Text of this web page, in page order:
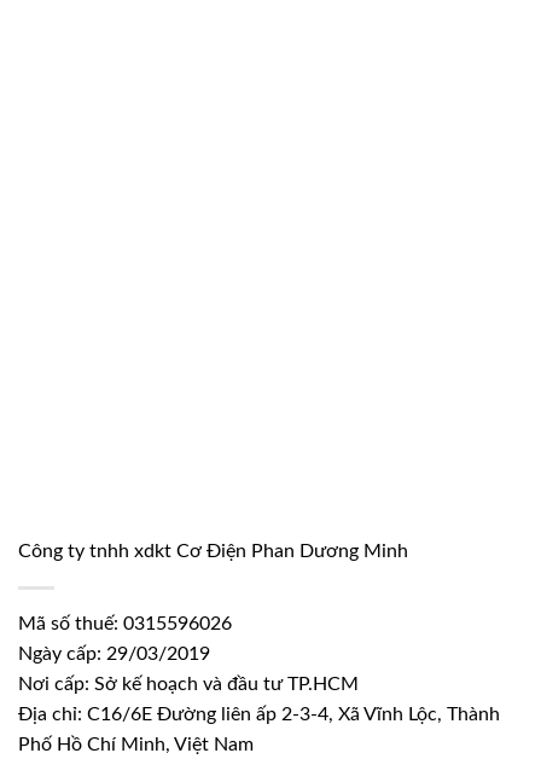
Công ty tnhh xdkt Cơ Điện Phan Dương Minh
Mã số thuế: 0315596026
Ngày cấp: 29/03/2019
Nơi cấp: Sở kế hoạch và đầu tư TP.HCM
Địa chỉ: C16/6E Đường liên ấp 2-3-4, Xã Vĩnh Lộc, Thành
Phố Hồ Chí Minh, Việt Nam